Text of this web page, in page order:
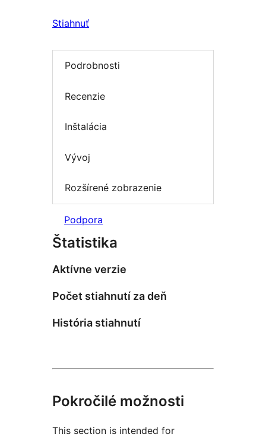
Stiahnuť
Podrobnosti
Recenzie
Inštalácia
Vývoj
Rozšírené zobrazenie
Podpora
Štatistika
Aktívne verzie
Počet stiahnutí za deň
História stiahnutí
Pokročilé možnosti
This section is intended for